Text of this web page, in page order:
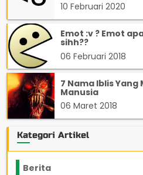
10 Februari 2020
Emot :v ? Emot
sihh??
06 Februari 2018
7 Nama Iblis
Manusia
06 Maret 2018
Kategori Artikel
Berita